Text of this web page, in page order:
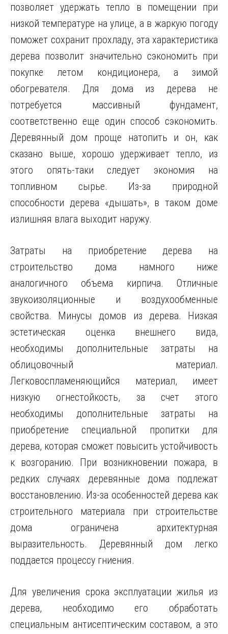
позволяет удержать тепло в помещении при
низкой температуре на улице, а в жаркую погоду
поможет сохранит прохладу, эта характеристика
дерева позволит значительно сэкономить при
покупке летом кондиционера, а зимой
обогревателя. Для дома из дерева не
потребуется массивный фундамент,
соответственно еще один способ сэкономить.
Деревянный дом проще натопить и он, как
сказано выше, хорошо удерживает тепло, из
этого опять-таки следует экономия на
топливном сырье. Из-за природной
способности дерева «дышать», в таком доме
излишняя влага выходит наружу.
Затраты на приобретение дерева на
строительство дома намного ниже
аналогичного объема кирпича. Отличные
звукоизоляционные и воздухообменные
свойства. Минусы домов из дерева. Низкая
эстетическая оценка внешнего вида,
необходимы дополнительные затраты на
облицовочный материал.
Легковоспламеняющийся материал, имеет
низкую огнестойкость, за счет этого
необходимы дополнительные затраты на
приобретение специальной пропитки для
дерева, которая сможет повысить устойчивость
к возгоранию. При возникновении пожара, в
редких случаях деревянные дома подлежат
восстановлению. Из-за особенностей дерева как
строительного материала при строительстве
дома ограничена архитектурная
выразительность. Деревянный дом легко
поддается процессу гниения.
Для увеличения срока эксплуатации жилья из
дерева, необходимо его обработать
специальным антисептическим составом, а это